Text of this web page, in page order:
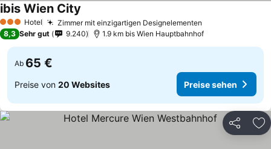
3 SterneHotel Zimmer mit einzigartigen Designelementen
ibis Wien City
8,3 Sehr gut 9.240 1.9 km bis Wien Hauptbahnhof
Ab 65 €
Preise von 20 Websites Preise sehen
Teilen